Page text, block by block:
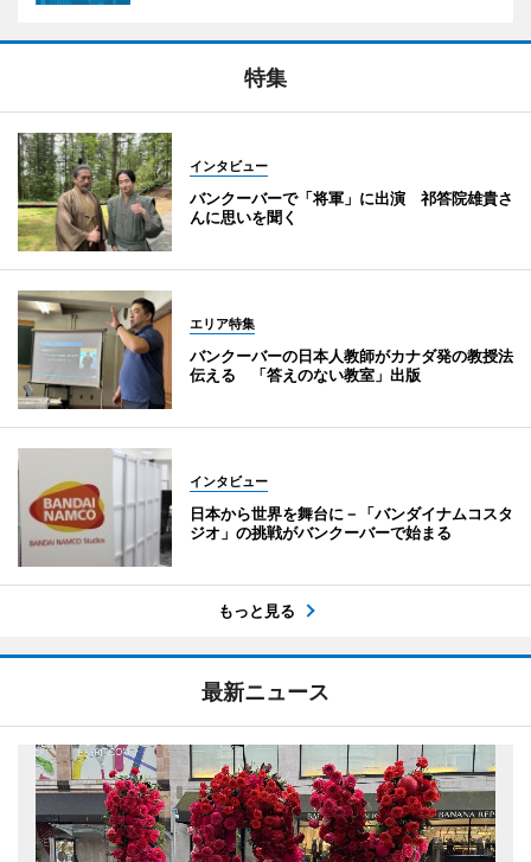
特集
インタビュー
バンクーバーで「将軍」に出演 祁答院雄貴さ
んに思いを聞く
エリア特集
バンクーバーの日本人教師がカナダ発の教授法
伝える 「答えのない教室」出版
インタビュー
日本から世界を舞台に－「バンダイナムコスタ
ジオ」の挑戦がバンクーバーで始まる
もっと見る
最新ニュース